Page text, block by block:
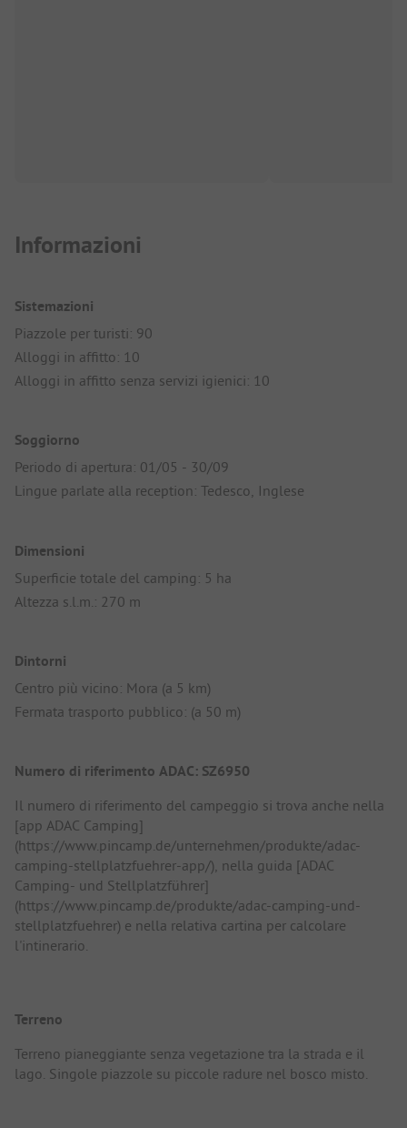
Informazioni
Sistemazioni
Piazzole per turisti: 90
Alloggi in affitto: 10
Alloggi in affitto senza servizi igienici: 10
Soggiorno
Periodo di apertura: 01/05 - 30/09
Lingue parlate alla reception: Tedesco, Inglese
Dimensioni
Superficie totale del camping: 5 ha
Altezza s.l.m.: 270 m
Dintorni
Centro più vicino: Mora (a 5 km)
Fermata trasporto pubblico: (a 50 m)
Numero di riferimento ADAC: SZ6950
Il numero di riferimento del campeggio si trova anche nella
[app ADAC Camping]
(https://www.pincamp.de/unternehmen/produkte/adac-
camping-stellplatzfuehrer-app/), nella guida [ADAC
Camping- und Stellplatzführer]
(https://www.pincamp.de/produkte/adac-camping-und-
stellplatzfuehrer) e nella relativa cartina per calcolare
l'intinerario.
Terreno
Terreno pianeggiante senza vegetazione tra la strada e il
lago. Singole piazzole su piccole radure nel bosco misto.